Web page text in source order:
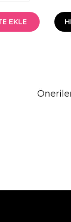
EKLE